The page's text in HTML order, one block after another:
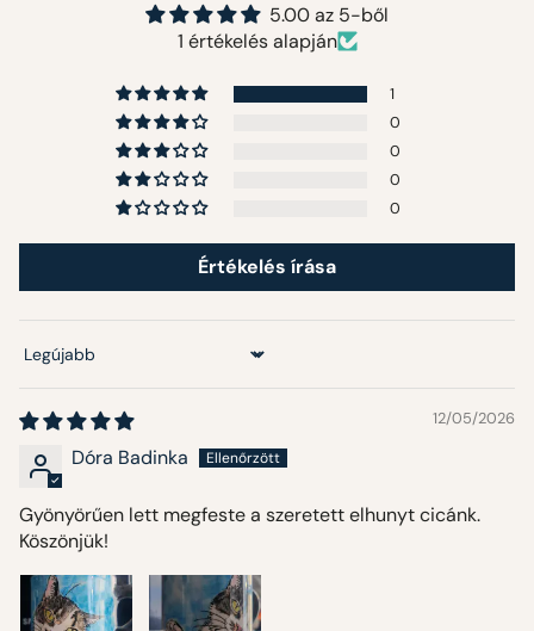
5.00 az 5-ből
1 értékelés alapján
1
0
0
0
0
Értékelés írása
Sort by
12/05/2026
Dóra Badinka
Gyönyörűen lett megfeste a szeretett elhunyt cicánk.
Köszönjük!